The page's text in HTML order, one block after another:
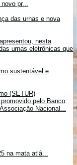
pr...
das urnas e nova
nesta
urnas eletrônicas que
sustentável e
(SETUR)
pelo Banco
Nacional...
na mata atlâ...